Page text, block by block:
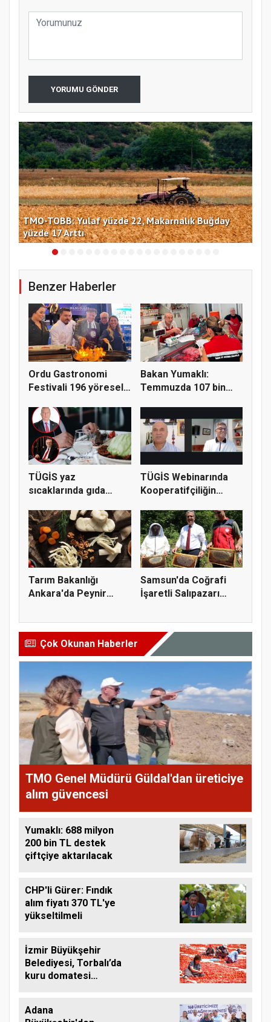
YORUMU GÖNDER
TMO-TOBB: Yulaf yüzde 22, Makarnalık Buğday
yüzde 17 Arttı
Benzer Haberler
Ordu Gastronomi
Festivali 196 yöresel
Bakan Yumaklı:
Temmuzda 107 bin
TÜGİS yaz
sıcaklarında gıda
TÜGİS Webinarında
Kooperatifçiliğin
Tarım Bakanlığı
Ankara'da Peynir
Samsun'da Coğrafi
İşaretli Salıpazarı
Çok Okunan Haberler
TMO Genel Müdürü Güldal'dan üreticiye
alım güvencesi
Yumaklı: 688 milyon
200 bin TL destek
çiftçiye aktarılacak
CHP'li Gürer: Fındık
alım fiyatı 370 TL'ye
yükseltilmeli
İzmir Büyükşehir
Belediyesi, Torbalı’da
kuru domatesi
Adana